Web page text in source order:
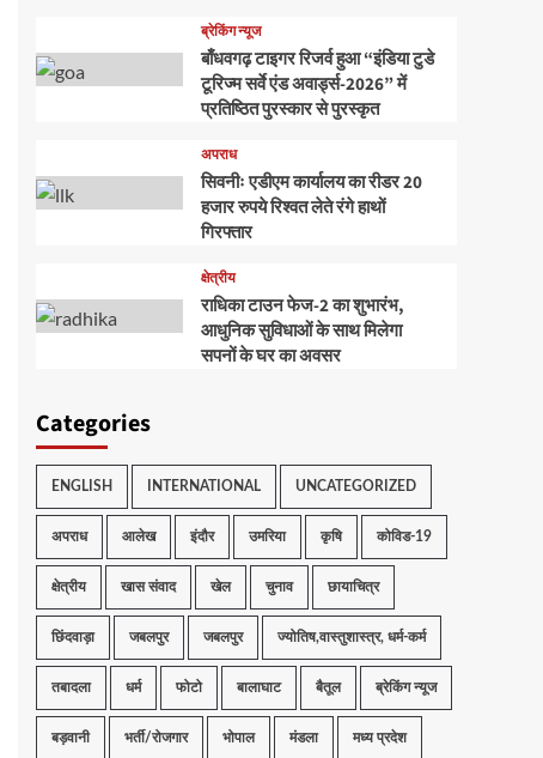
ब्रेकिंग न्यूज
बाँधवगढ़ टाइगर रिजर्व हुआ “इंडिया टुडे
टूरिज्म सर्वे एंड अवार्ड्स-2026” में
प्रतिष्ठित पुरस्कार से पुरस्कृत
अपराध
सिवनीः एडीएम कार्यालय का रीडर 20
हजार रुपये रिश्वत लेते रंगे हाथों
गिरफ्तार
क्षेत्रीय
राधिका टाउन फेज-2 का शुभारंभ,
आधुनिक सुविधाओं के साथ मिलेगा
सपनों के घर का अवसर
Categories
ENGLISH INTERNATIONAL UNCATEGORIZED
अपराध आलेख इंदौर उमरिया कृषि कोविड-19
क्षेत्रीय खास संवाद खेल चुनाव छायाचित्र
छिंदवाड़ा जबलपुर जबलपुर ज्योतिष,वास्तुशास्त्र, धर्म-कर्म
तबादला धर्म फोटो बालाघाट बैतूल ब्रेकिंग न्यूज
बड़वानी भर्ती/रोजगार भोपाल मंडला मध्य प्रदेश